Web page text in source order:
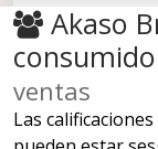
Akaso
ventas
Las